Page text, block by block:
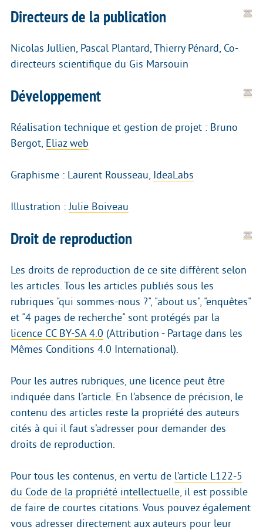
Directeurs de la publication
Nicolas Jullien, Pascal Plantard, Thierry Pénard, Co-
directeurs scientifique du Gis Marsouin
Développement
Réalisation technique et gestion de projet : Bruno
Bergot, Eliaz web
Graphisme : Laurent Rousseau, IdeaLabs
Illustration : Julie Boiveau
Droit de reproduction
Les droits de reproduction de ce site diffèrent selon
les articles. Tous les articles publiés sous les
rubriques "qui sommes-nous ?", "about us", "enquêtes"
et "4 pages de recherche" sont protégés par la
licence CC BY-SA 4.0 (Attribution - Partage dans les
Mêmes Conditions 4.0 International).
Pour les autres rubriques, une licence peut être
indiquée dans l’article. En l’absence de précision, le
contenu des articles reste la propriété des auteurs
cités à qui il faut s’adresser pour demander des
droits de reproduction.
Pour tous les contenus, en vertu de l’article L122-5
du Code de la propriété intellectuelle , il est possible
de faire de courtes citations. Vous pouvez également
vous adresser directement aux auteurs pour leur